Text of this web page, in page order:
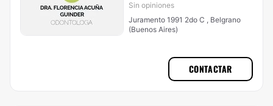
Sin opiniones
Juramento 1991 2do C , Belgrano
(Buenos Aires)
CONTACTAR